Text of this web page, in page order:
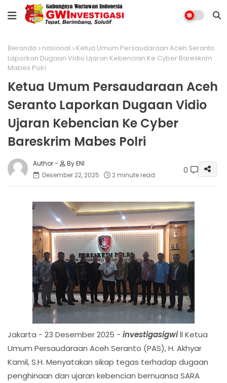
Beranda nasional
Ketua Umum Persaudaraan Aceh Seranto
Laporkan Dugaan Vidio Ujaran Kebencian Ke Cyber Bareskrim
Mabes Polri
Ketua Umum Persaudaraan Aceh
Seranto Laporkan Dugaan Vidio
Ujaran Kebencian Ke Cyber
Bareskrim Mabes Polri
By ENI
Desember 22, 2025
2 minute read 0
Jakarta - 23 Desember 2025 - investigasigwill Ketua
Umum Persaudaraan Aceh Seranto (PAS), H. Akhyar
Kamil, S.H. Menyatakan sikap tegas terhadap dugaan
penghinaan dan ujaran kebencian bernuansa SARA